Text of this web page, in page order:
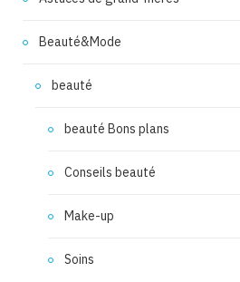
Beauté&Mode
beauté
beauté Bons plans
Conseils beauté
Make-up
Soins